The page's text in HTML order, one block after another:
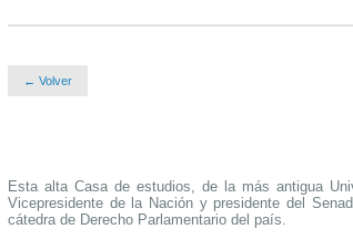
← Volver
Esta alta Casa de estudios, de la más antigua
Vicepresidente de la Nación y presidente del
cátedra de Derecho Parlamentario del país.